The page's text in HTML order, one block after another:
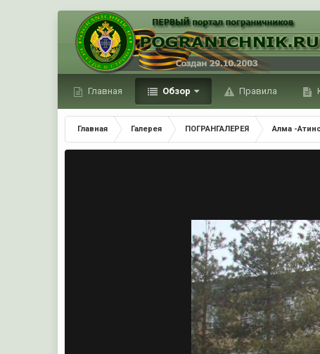
Главная Обзор Правила
Главная Галерея ПОГРАНГАЛЕРЕЯ Алма -